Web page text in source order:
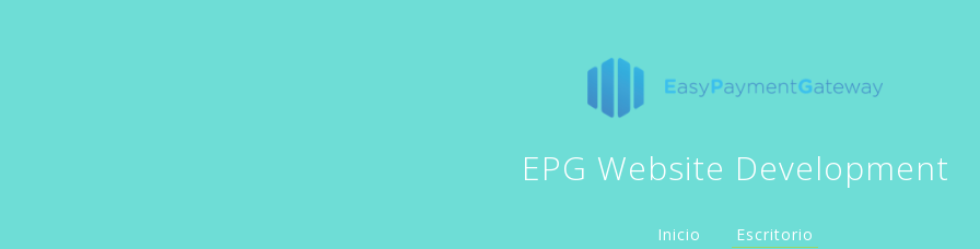
EPG Website Development
Inicio Escritorio